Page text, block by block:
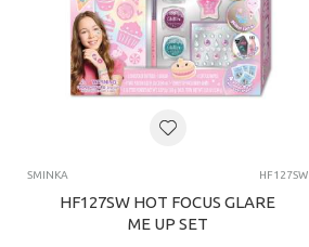
SMINKA HF127SW
HF127SW HOT FOCUS GLARE
ME UP SET